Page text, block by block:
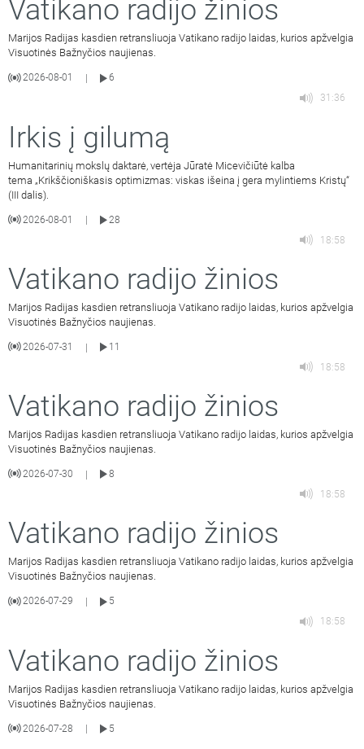
Vatikano radijo žinios
Marijos Radijas kasdien retransliuoja Vatikano radijo laidas, kurios apžvelgia
Visuotinės Bažnyčios naujienas.
2026-08-01
6
31:36
Irkis į gilumą
Humanitarinių mokslų daktarė, vertėja Jūratė Micevičiūtė kalba
tema „Krikščioniškasis optimizmas: viskas išeina į gera mylintiems Kristų“
(III dalis).
2026-08-01
28
18:58
Vatikano radijo žinios
Marijos Radijas kasdien retransliuoja Vatikano radijo laidas, kurios apžvelgia
Visuotinės Bažnyčios naujienas.
2026-07-31 |
11
18:58
Vatikano radijo žinios
Marijos Radijas kasdien retransliuoja Vatikano radijo laidas, kurios apžvelgia
Visuotinės Bažnyčios naujienas.
2026-07-30 |
8
18:58
Vatikano radijo žinios
Marijos Radijas kasdien retransliuoja Vatikano radijo laidas, kurios apžvelgia
Visuotinės Bažnyčios naujienas.
2026-07-29
5
18:58
Vatikano radijo žinios
Marijos Radijas kasdien retransliuoja Vatikano radijo laidas, kurios apžvelgia
Visuotinės Bažnyčios naujienas.
2026-07-28 5